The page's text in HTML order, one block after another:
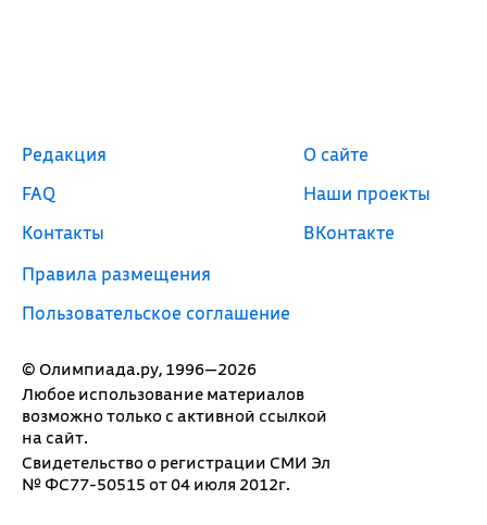
© Олимпиада.ру, 1996—2026
Любое использование материалов
возможно только с активной ссылкой
на сайт.
Свидетельство о регистрации СМИ Эл
№ ФС77-50515 от 04 июля 2012г.
Редакция
FAQ
Контакты
Правила размещения
Пользовательское соглашение
О сайте
Наши проекты
ВКонтакте